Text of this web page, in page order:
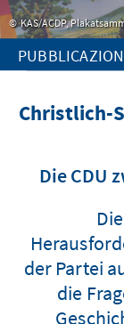
KAS/ACDP,
Christlich-
Die CDU
der Partei
die